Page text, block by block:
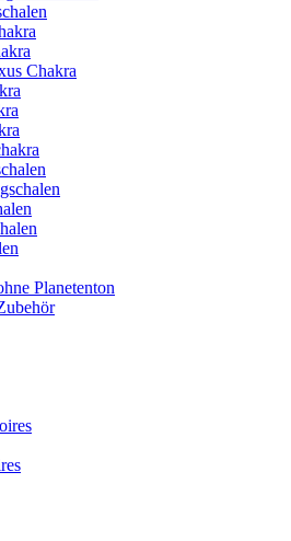
Chakra
Planetenton